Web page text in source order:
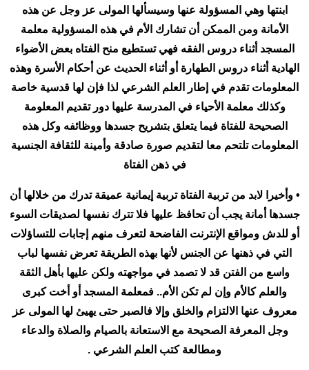
ابنتها وهي المسؤولة عنها وسيسألها المولى عز وجل عن هذه
الأمانة ومن الممكن أن تشارك الأم في هذه المسؤولية معلمة
المسجد أثناء دروس الفقه فهي تستطيع منح الفتاه بعض الأضواء
الهادية أثناء دروس الطهارة أو أثناء الحديث عن أحكام الأسرة وهذه
المعلومات تقدم في إطار العلم الشرعي لذا فإن لها قدسية خاصة
وكذلك معلمة الأحياء في المدرسة عليها دور تقديم المعلومة
الصحيحة للفتاة فيما يتعلق بتشريح جسدها ووظائفه وكل هذه
المعلومات تلتحم معا لتقديم صورة صادقة وأمينة للثقافة الجنسية
في ذهن الفتاة
• وأخيرا لابد من تربية الفتاة تربية إيمانية عميقة تدرك من خلالها أن
جسدها أمانة يجب أن تحافظ عليها فلا تترك نفسها لصديقات السوء
أو للدش ومواقع الإنترنت الفاضحة لتعرف منهم إجابات للتساؤلات
التي في ذهنها عن الجنس لأنها بهذه الطريقة تعرض نفسها لباب
واسع من الفتن قد لا تصمد في مواجهته ولكن عليها بأهل الثقة
والعلم كالأم وإن لم تكن الأم.. فمعلمة المسجد أو أخت كبرى
معروف عنها الالتزام والخلق وإلا فالصبر حتى يهيئ لها المولى عز
وجل المعرفة الصحيحة مع الاستعانة بالصيام والصلاة والدعاء
ومطالعة كتب العلم الشرعي .